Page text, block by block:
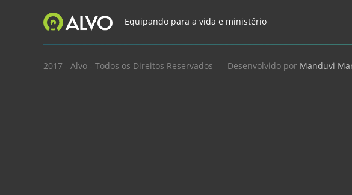
Equipando para a vida e ministério
2017 - Alvo - Todos os Direitos Reservados Desenvolvido por Manduvi